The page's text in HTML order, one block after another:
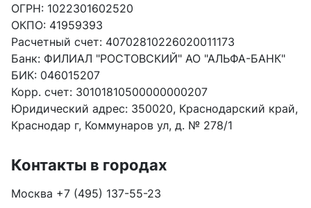
ОГРН: 1022301602520
ОКПО: 41959393
Расчетный счет: 40702810226020011173
Банк: ФИЛИАЛ "РОСТОВСКИЙ" АО "АЛЬФА-БАНК"
БИК: 046015207
Корр. счет: 30101810500000000207
Юридический адрес: 350020, Краснодарский край,
Краснодар г, Коммунаров ул, д. № 278/1
Контакты в городах
Москва +7 (495) 137-55-23